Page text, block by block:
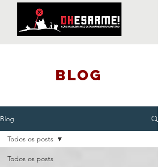
blog
Blog
Todos os posts
Todos os posts